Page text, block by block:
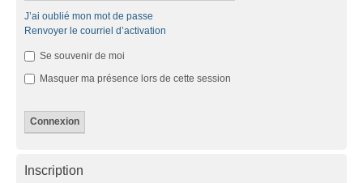
J’ai oublié mon mot de passe
Renvoyer le courriel d’activation
Se souvenir de moi
Masquer ma présence lors de cette session
Inscription